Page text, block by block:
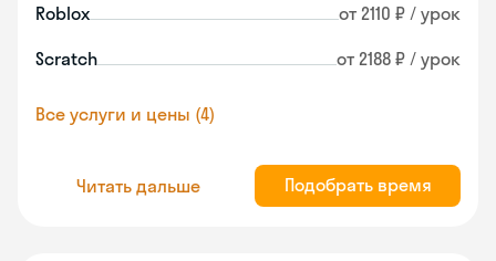
Roblox от 2110 ₽ / урок
Scratch от 2188 ₽ / урок
Все услуги и цены (4)
Читать дальше Подобрать время